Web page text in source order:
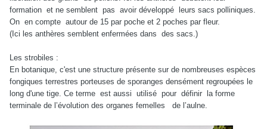
formation et ne semblent pas avoir développé leurs sacs polliniques.
On en compte autour de 15 par poche et 2 poches par fleur.
(Ici les anthères semblent enfermées dans des sacs.)
Les strobiles :
En botanique, c'est une structure présente sur de nombreuses espèces
fongiques terrestres porteuses de sporanges densément regroupées le
long d'une tige. Ce terme est aussi utilisé pour définir la forme
terminale de l’évolution des organes femelles de l’aulne.